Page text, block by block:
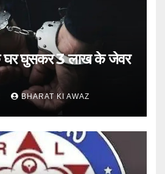
घर घुसकर 3 लाख के जेवर
BHARAT KI AWAZ